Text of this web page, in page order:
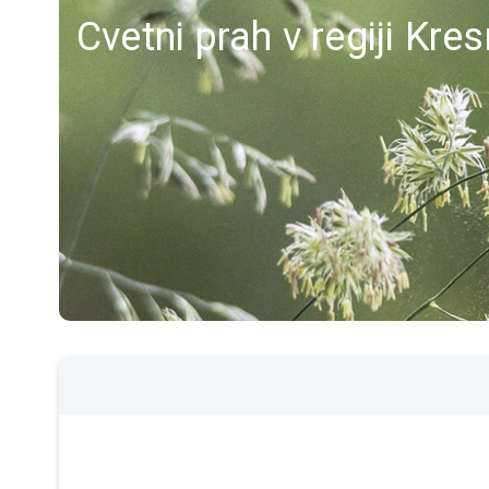
Cvetni prah v regiji